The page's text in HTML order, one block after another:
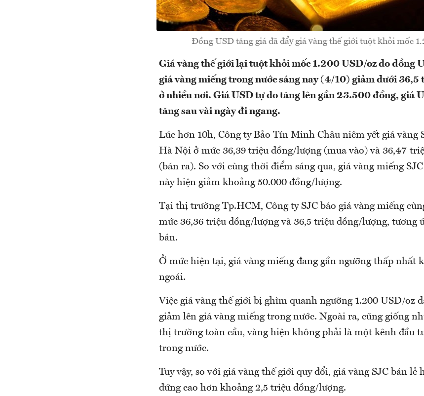
Đồng USD tăng giá đã đẩy giá vàng thế giới tuột khỏi mốc
Giá vàng thế giới lại tuột khỏi mốc 1.200 USD/oz do đồng
giá vàng miếng trong nước sáng nay (4/10) giảm dưới
ở nhiều nơi. Giá USD tự do tăng lên gần 23.500 đồng, giá
tăng sau vài ngày đi ngang.
Lúc hơn 10h, Công ty Bảo Tín Minh Châu niêm yết giá vàng
Hà Nội ở mức 36,39 triệu đồng/lượng (mua vào) và 36,47
(bán ra). So với cùng thời điểm sáng qua, giá vàng miếng
này hiện giảm khoảng 50.000 đồng/lượng.
Tại thị trường Tp.HCM, Công ty SJC báo giá vàng miếng
mức 36,36 triệu đồng/lượng và 36,5 triệu đồng/lượng, tương
bán.
Ở mức hiện tại, giá vàng miếng đang gần ngưỡng thấp nhất
ngoái.
Việc giá vàng thế giới bị ghìm quanh ngưỡng 1.200 USD/oz
giảm lên giá vàng miếng trong nước. Ngoài ra, cũng giống
thị trường toàn cầu, vàng hiện không phải là một kênh đầu
trong nước.
Tuy vậy, so với giá vàng thế giới quy đổi, giá vàng SJC bán lẻ
đứng cao hơn khoảng 2,5 triệu đồng/lượng.